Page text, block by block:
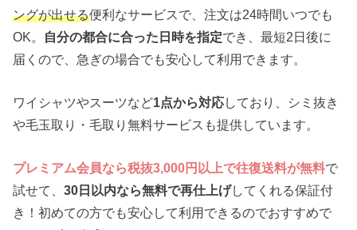
ングが出せる便利なサービスで、注文は24時間いつでも
OK。 自分の都合に合った日時を指定でき、最短2日後に
届くので、急ぎの場合でも安心して利用できます。
ワイシャツやスーツなど1点から対応しており、シミ抜き
や毛玉取り・毛取り無料サービスも提供しています。
プレミアム会員なら税抜3,000円以上で往復送料が無料で
試せて、30日以内なら無料で再仕上げしてくれる保証付
き！初めての方でも安心して利用できるのでおすすめで